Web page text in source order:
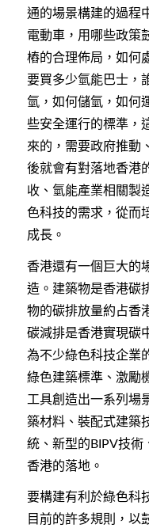
通的場景構建的過程
電動車，用哪些政策
樁的合理佈局，如何
要買多少氫能巴士，
氫，如何儲氫，如何
些安全運行的標準，
來的，需要政府推動
後就會有對落地香港
收、氫能產業相關製
色科技的需求，從而
成長。
香港還有一個巨大的
造。建築物是香港碳
物的碳排放量約占香
碳減排是香港實現碳
為不少綠色科技企業
綠色建築標準、激勵
工具創造出一系列場
築材料、裝配式建築
統、新型的 BIPV技術
香港的落地。
要構建有利於綠色科
目前的許多規則，以